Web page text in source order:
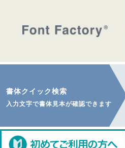
書体クイック検索
入力文字で書体見本が確認できます